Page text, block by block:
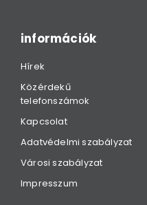
információk
Hírek
Közérdekű
telefonszámok
Kapcsolat
Adatvédelmi szabályzat
Városi szabályzat
Impresszum